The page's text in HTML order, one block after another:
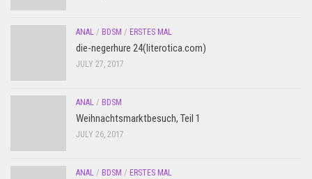
ANAL / BDSM / ERSTES MAL
die-negerhure 24(literotica.com)
JULY 27, 2017
ANAL / BDSM
Weihnachtsmarktbesuch, Teil 1
JULY 26, 2017
ANAL / BDSM / ERSTES MAL